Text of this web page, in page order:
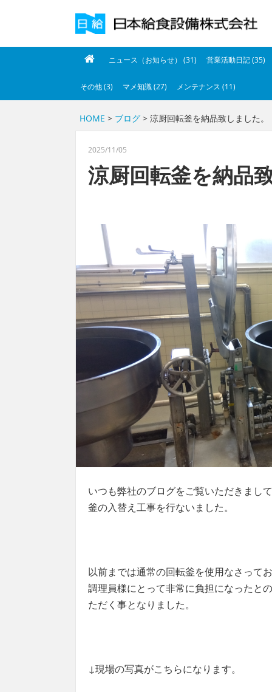
ニュース（お知らせ） (31) 営業活動日記 (35)
その他 (3) マメ知識 (27) メンテナンス (11)
HOME > ブログ > 涼厨回転釜を納品致しました。
2025/11/05
涼厨回転釜を納品
いつも弊社のブログをご覧いただきまし
釜の入替え工事を行ないました。
以前までは通常の回転釜を使用なさって
調理員様にとって非常に負担になったと
ただく事となりました。
↓現場の写真がこちらになります。